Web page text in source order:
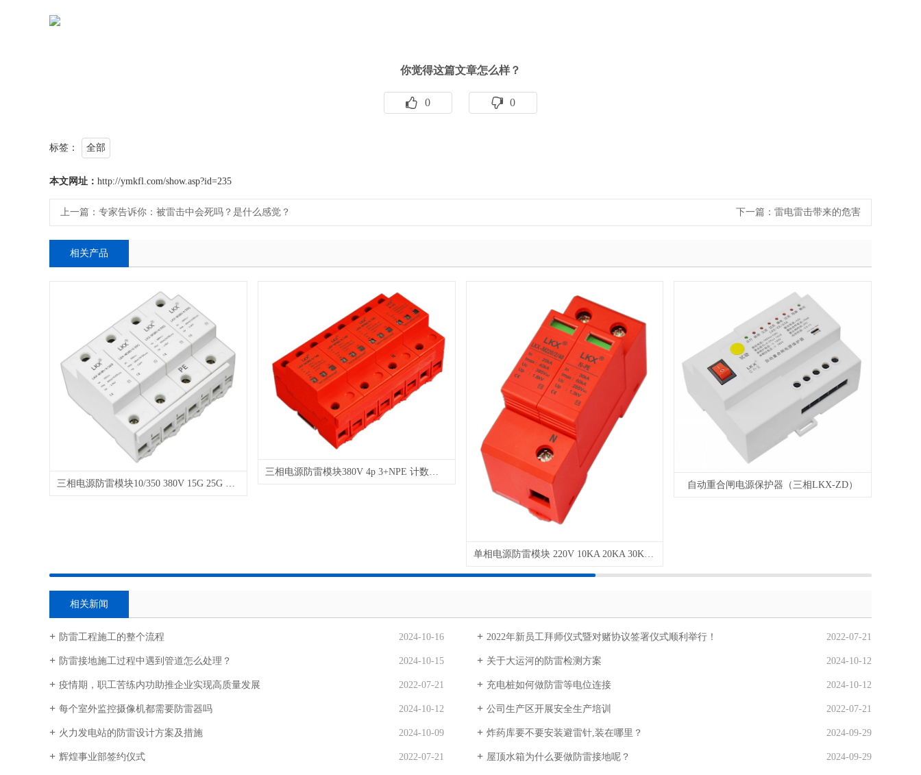
你觉得这篇文章怎么样？
0 0
标签： 全部
本文网址： http://ymkfl.com/show.asp?id=235
上一篇： 专家告诉你：被雷击中会死吗？是什么感觉？ 下一篇： 雷电雷击带来的危害
相关产品
自动重合闸电源保护器（三相LKX-ZD）
相关新闻
防雷工程施工的整个流程 2024-10-16 2022年新员工拜师仪式暨对赌协议签署仪式顺利举行！ 2022-07-21
防雷接地施工过程中遇到管道怎么处理？ 2024-10-15 关于大运河的防雷检测方案 2024-10-12
疫情期，职工苦练内功助推企业实现高质量发展 2022-07-21 充电桩如何做防雷等电位连接 2024-10-12
每个室外监控摄像机都需要防雷器吗 2024-10-12 公司生产区开展安全生产培训 2022-07-21
火力发电站的防雷设计方案及措施 2024-10-09 炸药库要不要安装避雷针,装在哪里？ 2024-09-29
辉煌事业部签约仪式 2022-07-21 屋顶水箱为什么要做防雷接地呢？ 2024-09-29